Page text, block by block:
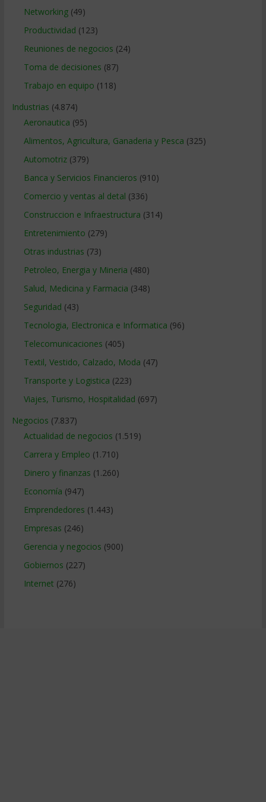
Networking(49)
Productividad (123)
Reuniones de negocios (24)
Toma de decisiones (87)
Trabajo en equipo (118)
Industrias (4.874)
Aeronautica (95)
Alimentos, Agricultura, Ganaderia y Pesca (325)
Automotriz(379)
Banca y Servicios Financieros (910)
Comercio y ventas al detal (336)
Construccion e Infraestructura (314)
Entretenimiento (279)
Otras industrias (73)
Petroleo, Energia y Mineria (480)
Salud, Medicina y Farmacia (348)
Seguridad (43)
Tecnologia, Electronica e Informatica (96)
Telecomunicaciones (405)
Textil, Vestido, Calzado, Moda (47)
Transporte y Logistica (223)
Viajes, Turismo, Hospitalidad (697)
Negocios (7.837)
Actualidad de negocios (1.519)
Carrera y Empleo (1.710)
Dinero y finanzas (1.260)
Economía (947)
Emprendedores (1.443)
Empresas (246)
Gerencia y negocios (900)
Gobiernos (227)
Internet (276)